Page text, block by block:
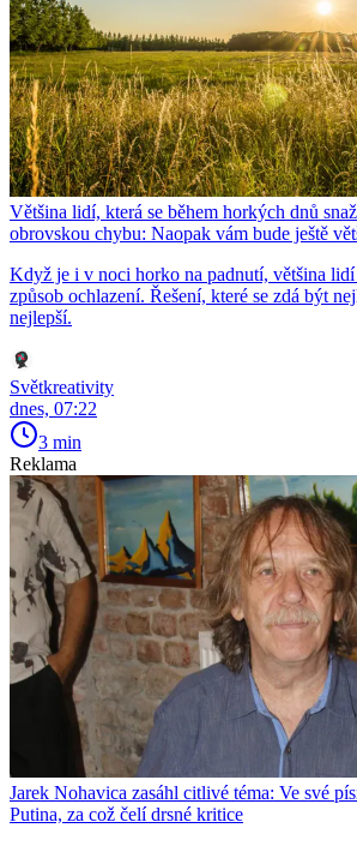
Většina lidí, která se během horkých dnů
obrovskou chybu: Naopak vám bude ještě
Když je i v noci horko na padnutí, většina
způsob ochlazení. Řešení, které se zdá být
nejlepší.
Světkreativity
dnes, 07:22
3 min
Reklama
Jarek Nohavica zasáhl citlivé téma: Ve své
Putina, za což čelí drsné kritice